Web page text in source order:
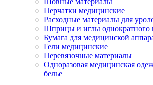
Шовные материалы
Перчатки медицинские
Расходные материалы для
Шприцы и иглы однократного
Бумага для медицинской
Гели медицинские
Перевязочные материалы
Одноразовая медицинская
белье